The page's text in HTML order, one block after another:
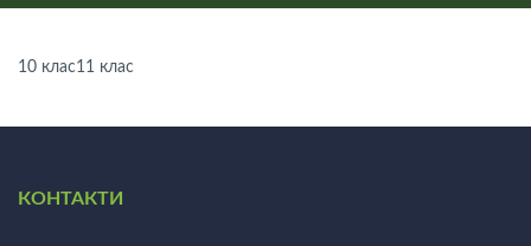
10 клас11 клас
КОНТАКТИ